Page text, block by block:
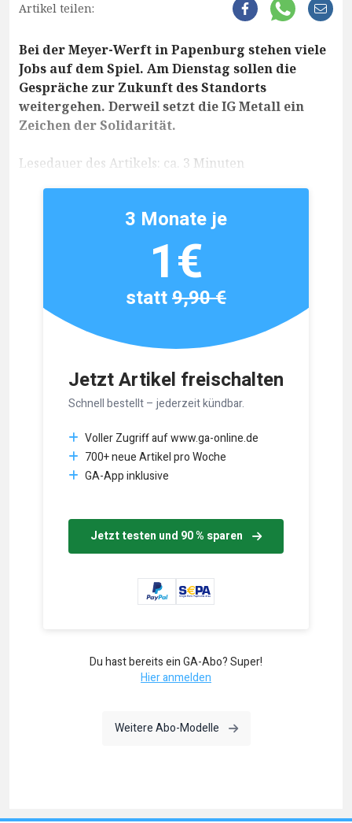
Artikel teilen:
Bei der Meyer-Werft in Papenburg stehen viele
Jobs auf dem Spiel. Am Dienstag sollen die
Gespräche zur Zukunft des Standorts
weitergehen. Derweil setzt die IG Metall ein
Zeichen der Solidarität.
Lesedauer des Artikels: ca. 3 Minuten
Jetzt Artikel freischalten
Schnell bestellt – jederzeit kündbar.
Voller Zugriff auf www.ga-online.de
700+ neue Artikel pro Woche
GA-App inklusive
Jetzt testen und 90 % sparen
3 Monate je
1€
statt9,90 €
Du hast bereits ein GA-Abo? Super!
Hier anmelden
Weitere Abo-Modelle